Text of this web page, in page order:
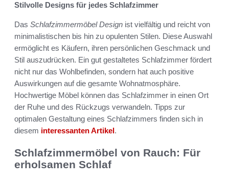
Stilvolle Designs für jedes Schlafzimmer
Das Schlafzimmermöbel Design ist vielfältig und reicht von
minimalistischen bis hin zu opulenten Stilen. Diese Auswahl
ermöglicht es Käufern, ihren persönlichen Geschmack und
Stil auszudrücken. Ein gut gestaltetes Schlafzimmer fördert
nicht nur das Wohlbefinden, sondern hat auch positive
Auswirkungen auf die gesamte Wohnatmosphäre.
Hochwertige Möbel können das Schlafzimmer in einen Ort
der Ruhe und des Rückzugs verwandeln. Tipps zur
optimalen Gestaltung eines Schlafzimmers finden sich in
diesem interessanten Artikel.
Schlafzimmermöbel von Rauch: Für
erholsamen Schlaf